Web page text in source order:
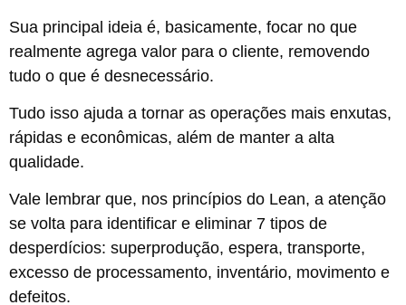
Sua principal ideia é, basicamente, focar no que
realmente agrega valor para o cliente, removendo
tudo o que é desnecessário.
Tudo isso ajuda a tornar as operações mais enxutas,
rápidas e econômicas, além de manter a alta
qualidade.
Vale lembrar que, nos princípios do Lean, a atenção
se volta para identificar e eliminar 7 tipos de
desperdícios: superprodução, espera, transporte,
excesso de processamento, inventário, movimento e
defeitos.